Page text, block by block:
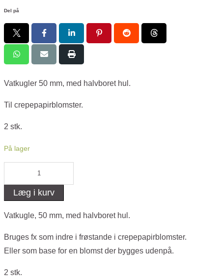
Del på
Vatkugler 50 mm, med halvboret hul.
Til crepepapirblomster.
2 stk.
På lager
50
mm
stk.
Med
Læg i kurv
Vatkugle, 50 mm, med halvboret hul.
Bruges fx som indre i frøstande i crepepapirblomster.
Eller som base for en blomst der bygges udenpå.
2 stk.